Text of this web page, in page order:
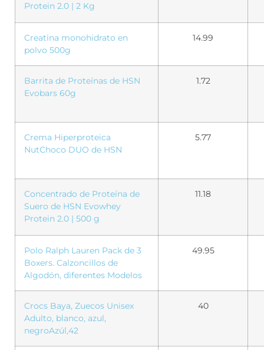
Protein 2.0 | 2 Kg
Creatina monohidrato en
polvo 500g
14.99
Barrita de Proteínas de HSN
Evobars 60g
1.72
Crema Hiperproteica
NutChoco DUO de HSN
5.77
Concentrado de Proteína de
Suero de HSN Evowhey
Protein 2.0 | 500 g
11.18
Polo Ralph Lauren Pack de 3
Boxers. Calzoncillos de
Algodón, diferentes Modelos
49.95
Crocs Baya, Zuecos Unisex
Adulto, blanco, azul,
negroAzúl,42
40